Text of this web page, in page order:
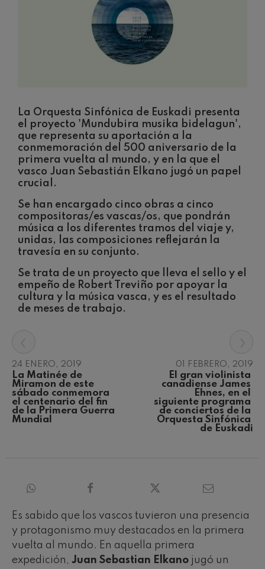
La Orquesta Sinfónica de Euskadi presenta
el proyecto 'Mundubira musika bidelagun',
que representa su aportación a la
conmemoración del 500 aniversario de la
primera vuelta al mundo, y en la que el
vasco Juan Sebastián Elkano jugó un papel
crucial.
Se han encargado cinco obras a cinco
compositoras/es vascas/os, que pondrán
música a los diferentes tramos del viaje y,
unidas, las composiciones reflejarán la
travesía en su conjunto.
Se trata de un proyecto que lleva el sello y el
empeño de Robert Treviño por apoyar la
cultura y la música vasca, y es el resultado
de meses de trabajo.
24 ENERO, 2019
La Matinée de
Miramon de este
sábado conmemora
el centenario del fin
de la Primera Guerra
Mundial
01 FEBRERO, 2019
El gran violinista
canadiense James
Ehnes, en el
siguiente programa
de conciertos de la
Orquesta Sinfónica
de Euskadi
Es sabido que los vascos tuvieron una presencia
y protagonismo muy destacados en la primera
vuelta al mundo. En aquella primera
expedición, Juan Sebastian Elkano jugó un
J. C. Arriaga: Los esclavos
felices. Obertura
J. C. Arriaga
Joseph Haydn: Sinfonía nº83
Joseph Haydn
El cant dels ocells
Franz Schubert: Canción
nocturna en el bosque
Franz Schubert
Johannes Brahms: Sinfonía
nº2
Johannes Brahms
Antonin Dvorak: Sinfonía nº6
Johannes Brahms: Concierto
para piano nº1
Johannes Brahms
Ludwig van Beethoven:
Sinfonía nº2
Ludwig van Beethoven
Concierto para violín nº5
Wolfgang Amadeus Mozart
Max Bruch: Kol nidrei
Max Bruch
Gabriel Fauré
Franz Schubert: Sinfonía nº9,
'La grande'
Franz Schubert
Wolfgang Amadeus Mozart:
Concierto para clarinete
Wolfgang Amadeus Mozart